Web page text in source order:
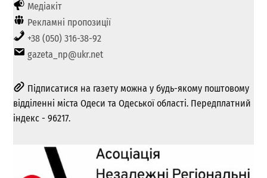
Медіакіт
Рекламні пропозиції
+38 (050) 316-38-92
gazeta_np@ukr.net
Підписатися на газету можна у будь-якому поштовому
відділенні міста Одеси та Одеської області. Передплатний
індекс - 96217.